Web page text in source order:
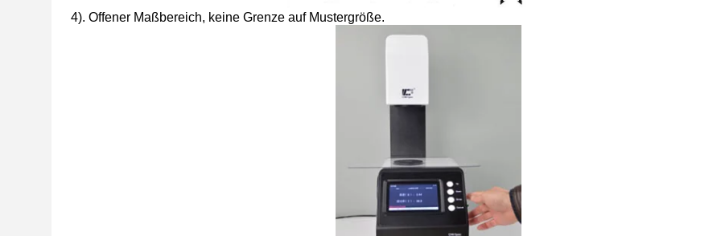
4). Offener Maßbereich, keine Grenze auf Mustergröße.